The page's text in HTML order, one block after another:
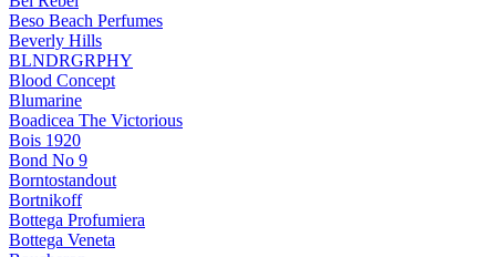
Beso Beach Perfumes
Beverly Hills
BLNDRGRPHY
Blood Concept
Blumarine
Boadicea The Victorious
Bois 1920
Bond No 9
Borntostandout
Bortnikoff
Bottega Profumiera
Bottega Veneta